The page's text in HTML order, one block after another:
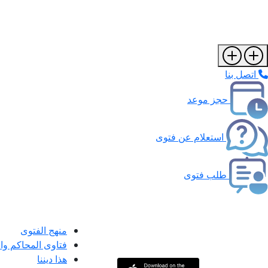
اتصل بنا
حجز موعد
استعلام عن فتوى
طلب فتوى
منهج الفتوى
فتاوى المحاكم
هذا ديننا